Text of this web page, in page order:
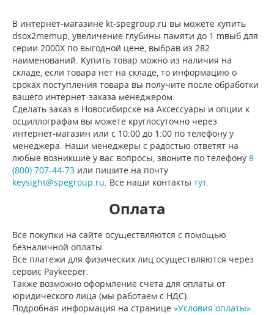
В интернет-магазине kt-spegroup.ru вы можете купить
dsox2memup, увеличение глубины памяти до 1 mвыб для
серии 2000Х по выгодной цене, выбрав из 282
наименований. Купить товар можно из наличия на
складе, если товара нет на складе, то информацию о
сроках поступления товара вы получите после обработки
вашего интернет-заказа менеджером.
Сделать заказ в Новосибирске на Аксессуары и опции к
осциллографам вы можете круглосуточно через
интернет-магазин или с 10:00 до 1:00 по телефону у
менеджера. Наши менеджеры с радостью ответят на
любые возникшие у вас вопросы, звоните по телефону 8
(800) 707-44-73 или пишите на почту
keysight@spegroup.ru. Все наши контакты тут.
Оплата
Все покупки на сайте осуществляются с помощью
безналичной оплаты.
Все платежи для физических лиц осуществляются через
сервис Paykeeper.
Также возможно оформление счета для оплаты от
юридического лица (мы работаем с НДС).
Подробная информация на странице «Условия оплаты».